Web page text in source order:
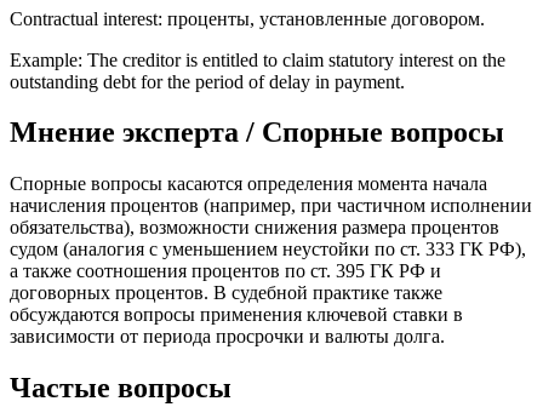
Contractual interest: проценты, установленные договором.
Example: The creditor is entitled to claim statutory interest on the
outstanding debt for the period of delay in payment.
Мнение эксперта / Спорные вопросы
Спорные вопросы касаются определения момента начала
начисления процентов (например, при частичном исполнении
обязательства), возможности снижения размера процентов
судом (аналогия с уменьшением неустойки по ст. 333 ГК РФ),
а также соотношения процентов по ст. 395 ГК РФ и
договорных процентов. В судебной практике также
обсуждаются вопросы применения ключевой ставки в
зависимости от периода просрочки и валюты долга.
Частые вопросы